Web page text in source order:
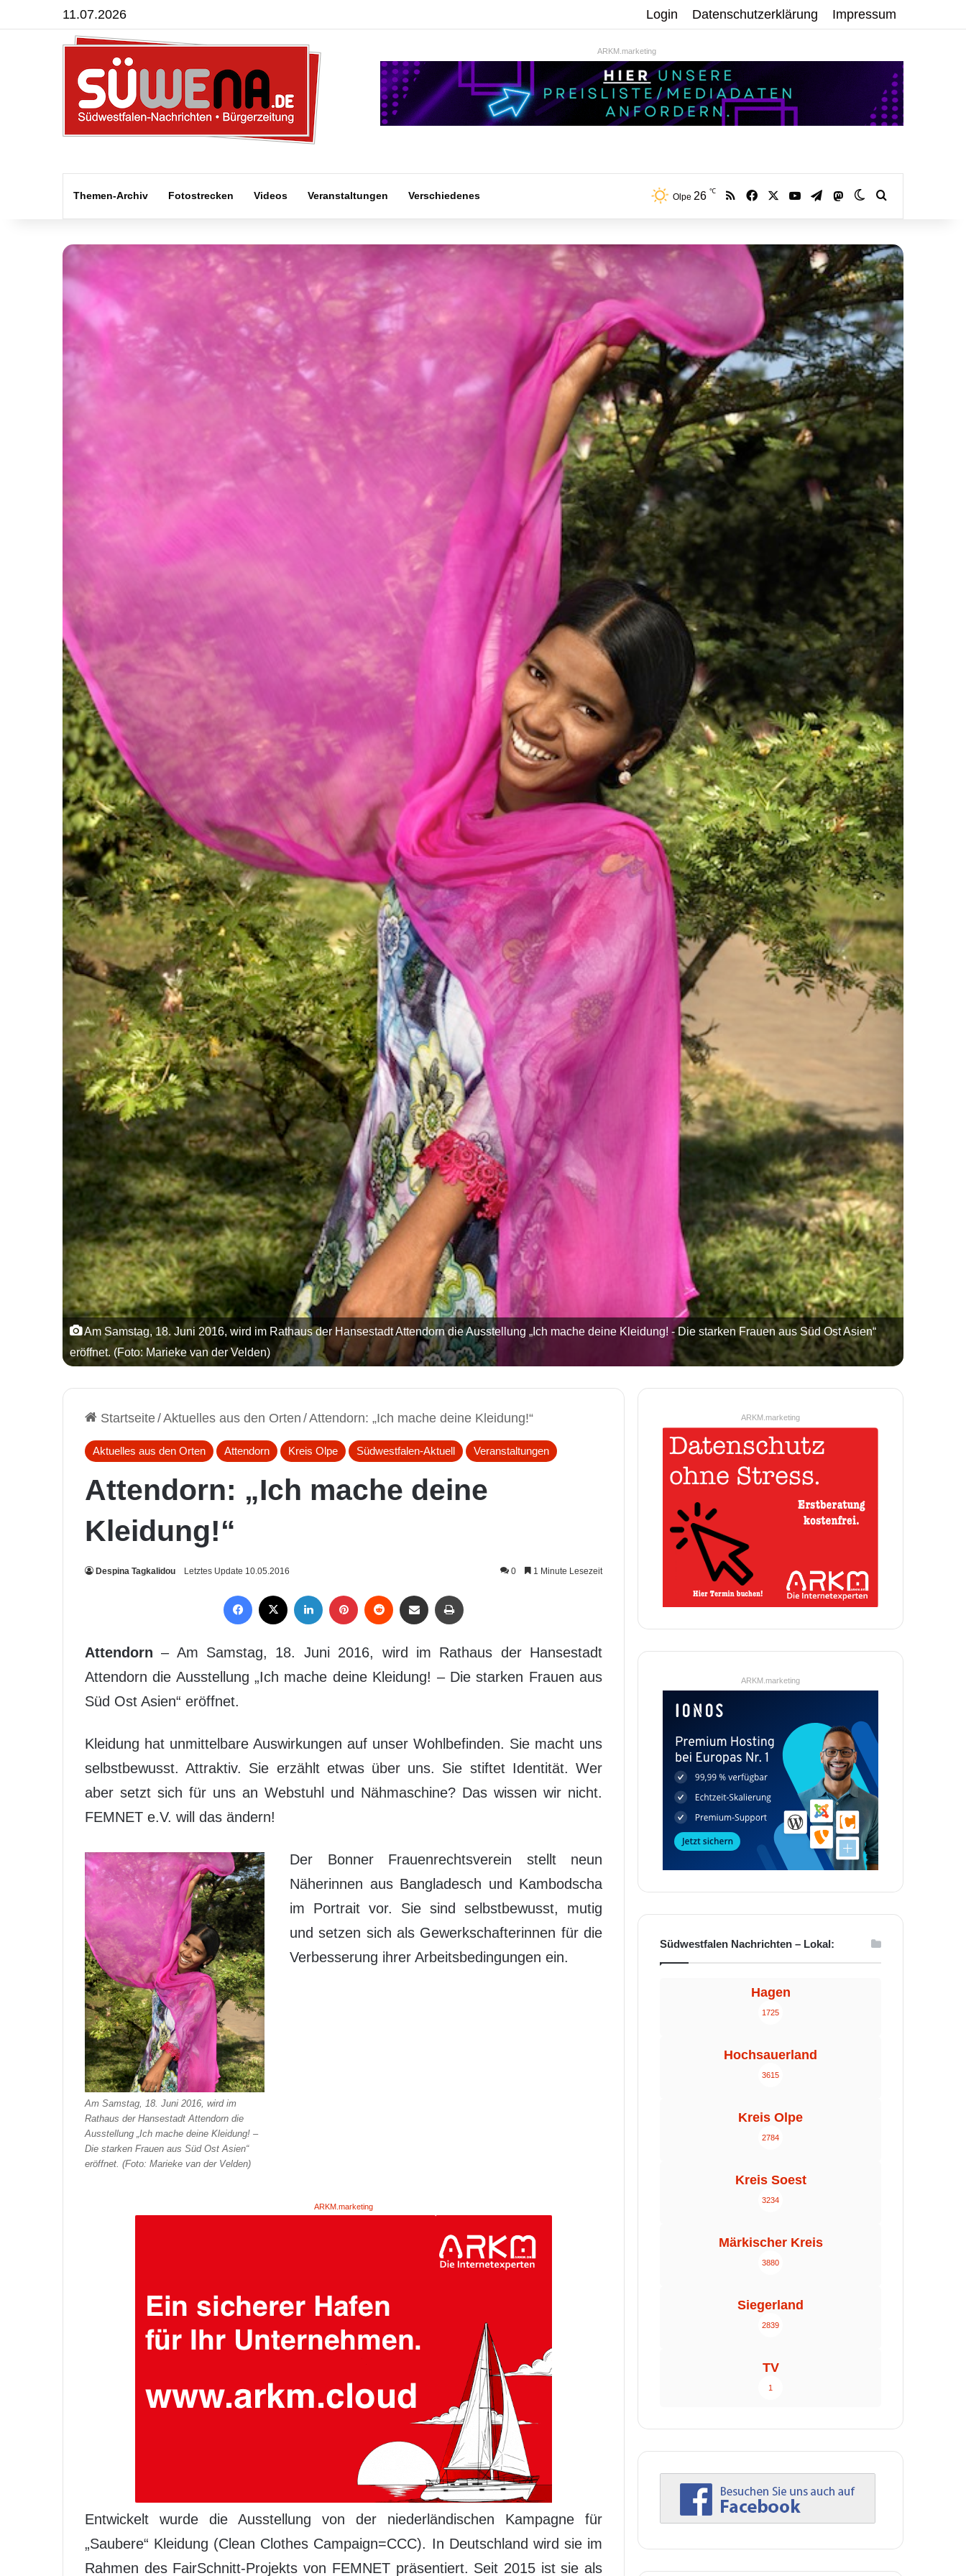
11.07.2026 Login Datenschutzerklärung Impressum
ARKM.marketing
Themen-Archiv Fotostrecken Videos Veranstaltungen Verschiedenes Olpe 26 ℃ RSS Facebook YouTubeTelegramMastodonSkin umschalten
Am Samstag, 18. Juni 2016, wird im Rathaus der Hansestadt Attendorn die Ausstellung „Ich mache deine Kleidung! - Die starken Frauen aus Süd Ost Asien“
eröffnet. (Foto: Marieke van der Velden)
Startseite/Aktuelles aus den Orten /Attendorn: „Ich mache deine Kleidung!“
Aktuelles aus den Orten Attendorn Kreis Olpe Südwestfalen-Aktuell Veranstaltungen
Attendorn: „Ich mache deine
Kleidung!“
Despina Tagkalidou Letztes Update 10.05.2016 0 1 Minute Lesezeit
Attendorn – Am Samstag, 18. Juni 2016, wird im Rathaus der Hansestadt
Attendorn die Ausstellung „Ich mache deine Kleidung! – Die starken Frauen aus
Süd Ost Asien“ eröffnet.
Kleidung hat unmittelbare Auswirkungen auf unser Wohlbefinden. Sie macht uns
selbstbewusst. Attraktiv. Sie erzählt etwas über uns. Sie stiftet Identität. Wer
aber setzt sich für uns an Webstuhl und Nähmaschine? Das wissen wir nicht.
FEMNET e.V. will das ändern!
Am Samstag, 18. Juni 2016, wird im
Rathaus der Hansestadt Attendorn die
Ausstellung „Ich mache deine Kleidung! –
Die starken Frauen aus Süd Ost Asien“
eröffnet. (Foto: Marieke van der Velden)
Der Bonner Frauenrechtsverein stellt neun
Näherinnen aus Bangladesch und Kambodscha
im Portrait vor. Sie sind selbstbewusst, mutig
und setzen sich als Gewerkschafterinnen für die
Verbesserung ihrer Arbeitsbedingungen ein.
ARKM.marketing
Entwickelt wurde die Ausstellung von der niederländischen Kampagne für
„Saubere“ Kleidung (Clean Clothes Campaign=CCC). In Deutschland wird sie im
Rahmen des FairSchnitt-Projekts von FEMNET präsentiert. Seit 2015 ist sie als
ARKM.marketing
ARKM.marketing
Südwestfalen Nachrichten – Lokal:
Hagen
1725
Hochsauerland
3615
Kreis Olpe
2784
Kreis Soest
3234
Märkischer Kreis
3880
Siegerland
2839
TV
1